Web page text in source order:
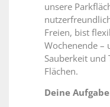
unsere
Freien, bist
Wochenende –
Sauberkeit und
Flächen.
Deine